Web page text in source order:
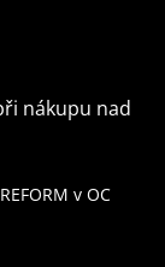
nákupu nad
v OC